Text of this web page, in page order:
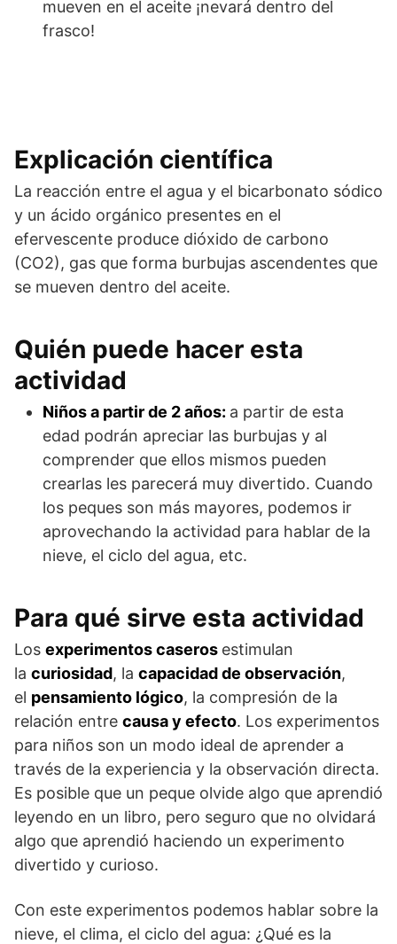
mueven en el aceite ¡nevará dentro del
frasco!
Explicación científica
La reacción entre el agua y el bicarbonato sódico
y un ácido orgánico presentes en el
efervescente produce dióxido de carbono
(CO2), gas que forma burbujas ascendentes que
se mueven dentro del aceite.
Quién puede hacer esta
actividad
Niños a partir de 2 años: a partir de esta
edad podrán apreciar las burbujas y al
comprender que ellos mismos pueden
crearlas les parecerá muy divertido. Cuando
los peques son más mayores, podemos ir
aprovechando la actividad para hablar de la
nieve, el ciclo del agua, etc.
Para qué sirve esta actividad
Los experimentos caseros estimulan
la curiosidad, la capacidad de observación,
el pensamiento lógico, la compresión de la
relación entre causa y efecto. Los experimentos
para niños son un modo ideal de aprender a
través de la experiencia y la observación directa.
Es posible que un peque olvide algo que aprendió
leyendo en un libro, pero seguro que no olvidará
algo que aprendió haciendo un experimento
divertido y curioso.
Con este experimentos podemos hablar sobre la
nieve, el clima, el ciclo del agua: ¿Qué es la